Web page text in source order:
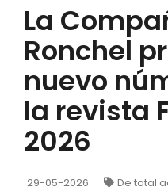
La
Ronchel
nuevo
la revista
2026
29-05-2026 De total